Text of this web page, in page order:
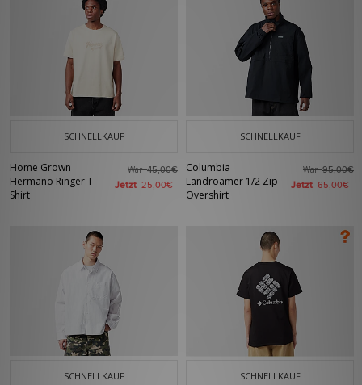
SCHNELLKAUF
Home Grown
Hermano Ringer T-
Shirt
War45,00€
Jetzt 25,00€
SCHNELLKAUF
Columbia
Landroamer 1/2 Zip
Overshirt
War95,00€
Jetzt 65,00€
SCHNELLKAUF SCHNELLKAUF